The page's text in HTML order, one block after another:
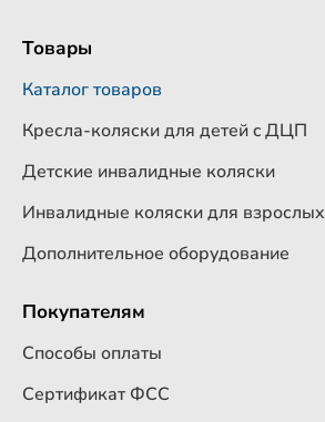
Товары
Каталог товаров
Кресла-коляски для детей c ДЦП
Детские инвалидные коляски
Инвалидные коляски для взрослых
Дополнительное оборудование
Покупателям
Способы оплаты
Сертификат ФСС